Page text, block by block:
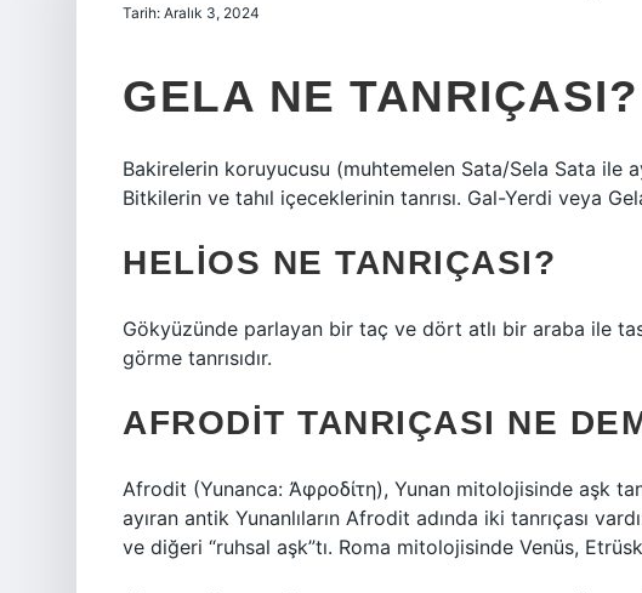
Tarih: Aralık 3, 2024
GELA NE TANRIÇASI?
Bakirelerin koruyucusu (muhtemelen Sata/Sela Sata ile
Bitkilerin ve tahıl içeceklerinin tanrısı. Gal-Yerdi veya
HELIOS NE TANRIÇASI?
Gökyüzünde parlayan bir taç ve dört atlı bir araba ile
görme tanrısıdır.
AFRODIT TANRIÇASI NE
Afrodit (Yunanca: Ἀφροδίτη), Yunan mitolojisinde aşk
ayıran antik Yunanlıların Afrodit adında iki tanrıçası
ve diğeri “ruhsal aşk”tı. Roma mitolojisinde Venüs,